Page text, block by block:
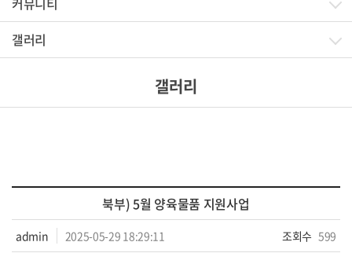
갤러리
갤러리
북부) 5월 양육물품 지원사업
admin 2025-05-29 18:29:11 조회수 599